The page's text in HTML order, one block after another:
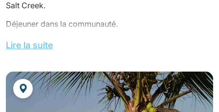
Salt Creek.
Déjeuner dans la communauté.
La communauté indigène de Salt Creek offre plusieurs
leur environnement naturel ou les tours qui font
découvrir les plantes médicinales, une grotte,
batsmouse, ou une cascade naturelle. Au cours de ces
balades, vous serez accompagné d’un guide du village
Lire la suite